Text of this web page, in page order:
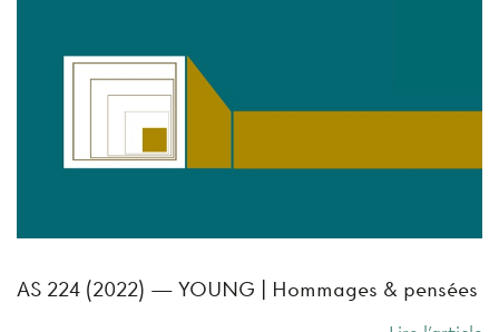
AS 224 (2022) — YOUNG | Hommages & pensées